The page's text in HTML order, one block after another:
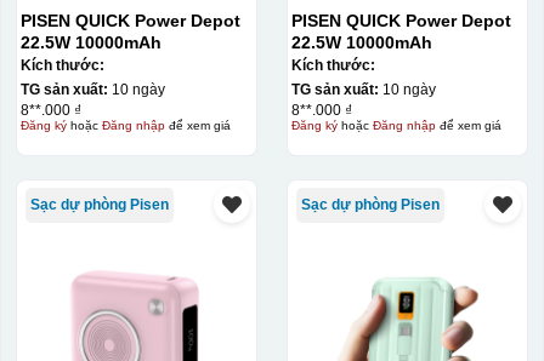
PISEN QUICK Power Depot
22.5W 10000mAh
Kích thước:
TG sản xuất: 10 ngày
8**.000 ₫
Đăng kýhoặc Đăng nhậpđể xem giá
PISEN QUICK Power Depot
22.5W 10000mAh
Kích thước:
TG sản xuất: 10 ngày
8**.000 ₫
Đăng kýhoặc Đăng nhậpđể xem giá
Sạc dự phòng Pisen Sạc dự phòng Pisen